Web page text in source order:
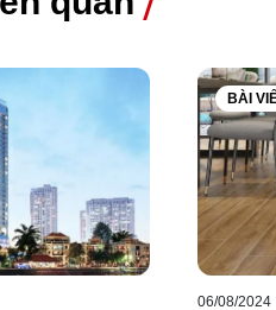
Những
Trước
Kiểm ta
Căng
ngay
sinh các
BÀI
06/08/2024